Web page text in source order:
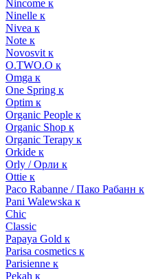
Nincome к
Ninelle к
Nivea к
Note к
Novosvit к
O.TWO.O к
Omga к
One Spring к
Optim к
Organic People к
Organic Shop к
Organic Terapy к
Orkide к
Orly / Орли к
Ottie к
Paco Rabanne / Пако Рабанн к
Pani Walewska к
Chic
Classic
Papaya Gold к
Parisa cosmetics к
Parisienne к
Pekah к